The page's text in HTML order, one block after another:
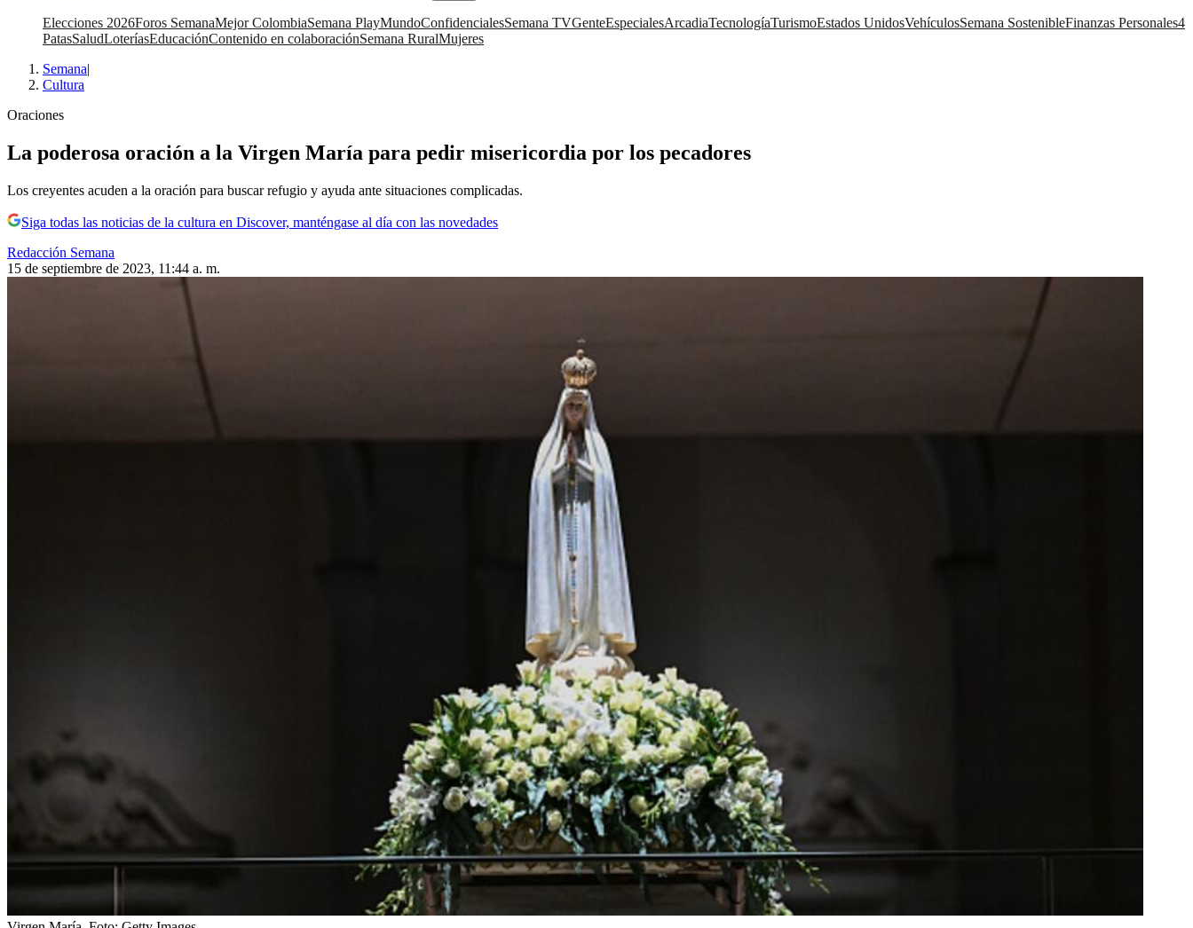
Elecciones 2026Foros SemanaMejor ColombiaSemana PlayMundoConfidencialesSemana TVGenteEspecialesArcadiaTecnologíaTurismoEstados UnidosVehículosSemana SostenibleFinanzas Personales4
PatasSaludLoteríasEducaciónContenido en colaboraciónSemana RuralMujeres
Semana|
Cultura
Oraciones
La poderosa oración a la Virgen María para pedir misericordia por los pecadores
Los creyentes acuden a la oración para buscar refugio y ayuda ante situaciones complicadas.
Siga todas las noticias de la cultura en Discover, manténgase al día con las novedades
Redacción Semana
15 de septiembre de 2023, 11:44 a. m.